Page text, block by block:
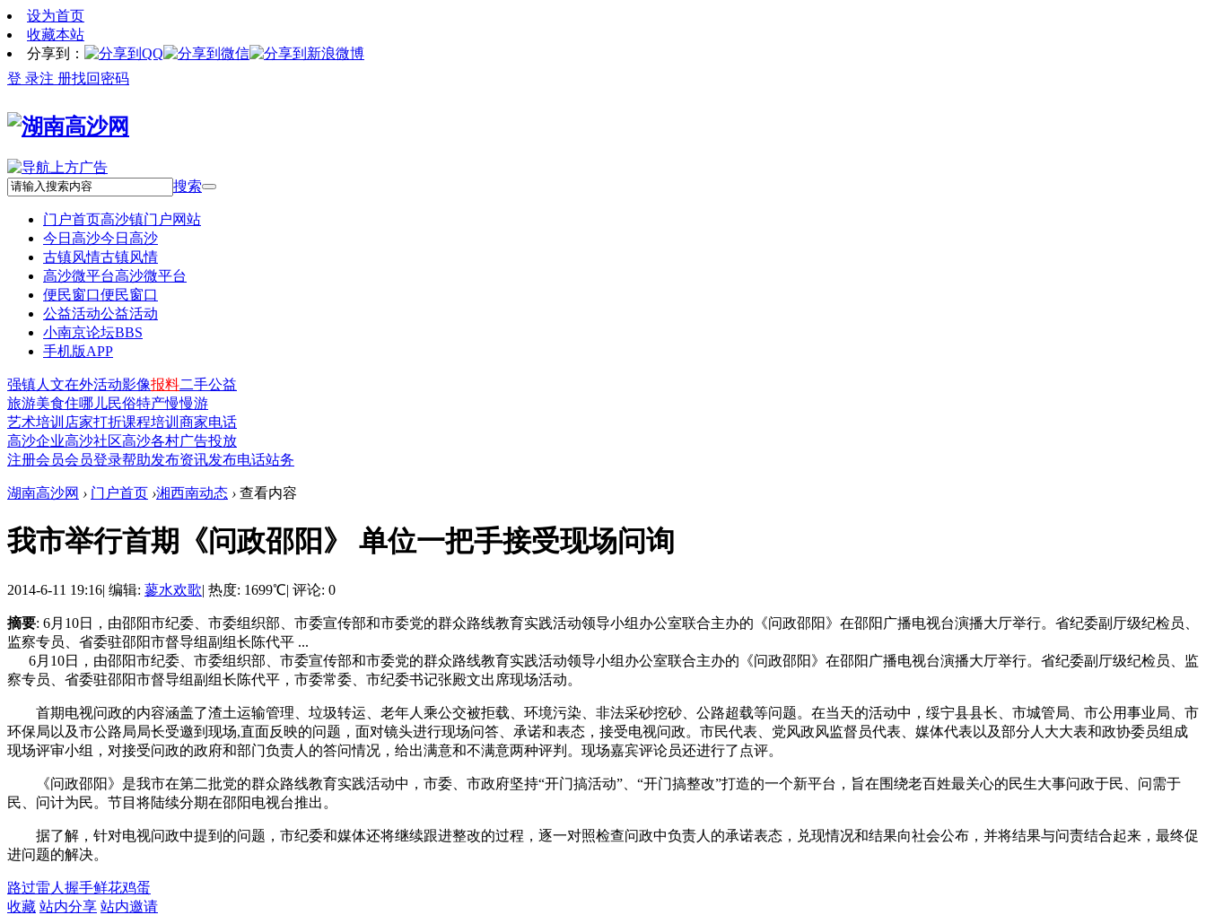
设为首页
收藏本站
分享到：
登 录注 册找回密码
搜索
门户首页高沙镇门户网站
今日高沙今日高沙
古镇风情古镇风情
高沙微平台高沙微平台
便民窗口便民窗口
公益活动公益活动
小南京论坛BBS
手机版APP
强镇人文在外活动影像报料二手公益
旅游美食住哪儿民俗特产慢慢游
艺术培训 店家打折课程培训 商家电话
高沙企业高沙社区高沙各村广告投放
注册会员会员登录帮助发布资讯发布电话站务
湖南高沙网 › 门户首页 ›湘西南动态 › 查看内容
我市举行首期《问政邵阳》 单位一把手接受现场问询
2014-6-11 19:16| 编辑: 蓼水欢歌| 热度: 1699℃| 评论: 0
摘要: 6月10日，由邵阳市纪委、市委组织部、市委宣传部和市委党的群众路线教育实践活动领导小组办公室联合主办的《问政邵阳》在邵阳广播电视台演播大厅举行。省纪委副厅级纪检员、
监察专员、省委驻邵阳市督导组副组长陈代平 ...
6月10日，由邵阳市纪委、市委组织部、市委宣传部和市委党的群众路线教育实践活动领导小组办公室联合主办的《问政邵阳》在邵阳广播电视台演播大厅举行。省纪委副厅级纪检员、监
察专员、省委驻邵阳市督导组副组长陈代平，市委常委、市纪委书记张殿文出席现场活动。
首期电视问政的内容涵盖了渣土运输管理、垃圾转运、老年人乘公交被拒载、环境污染、非法采砂挖砂、公路超载等问题。在当天的活动中，绥宁县县长、市城管局、市公用事业局、市
环保局以及市公路局局长受邀到现场,直面反映的问题，面对镜头进行现场问答、承诺和表态，接受电视问政。市民代表、党风政风监督员代表、媒体代表以及部分人大大表和政协委员组成
现场评审小组，对接受问政的政府和部门负责人的答问情况，给出满意和不满意两种评判。现场嘉宾评论员还进行了点评。
《问政邵阳》是我市在第二批党的群众路线教育实践活动中，市委、市政府坚持“开门搞活动”、“开门搞整改”打造的一个新平台，旨在围绕老百姓最关心的民生大事问政于民、问需于
民、问计为民。节目将陆续分期在邵阳电视台推出。
据了解，针对电视问政中提到的问题，市纪委和媒体还将继续跟进整改的过程，逐一对照检查问政中负责人的承诺表态，兑现情况和结果向社会公布，并将结果与问责结合起来，最终促
进问题的解决。
路过雷人 握手鲜花鸡蛋
收藏 站内分享 站内邀请